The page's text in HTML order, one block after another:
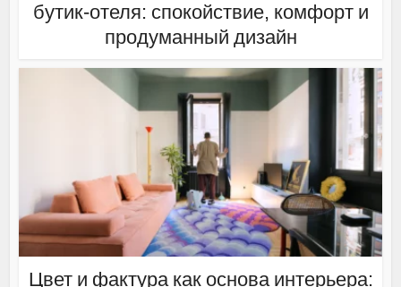
бутик-отеля: спокойствие, комфорт и
продуманный дизайн
Цвет и фактура как основа интерьера: